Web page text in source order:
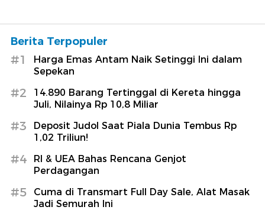
Berita Terpopuler
#1
Harga Emas Antam Naik Setinggi Ini dalam
Sepekan
#2
14.890 Barang Tertinggal di Kereta hingga
Juli, Nilainya Rp 10,8 Miliar
#3
Deposit Judol Saat Piala Dunia Tembus Rp
1,02 Triliun!
#4
RI & UEA Bahas Rencana Genjot
Perdagangan
#5
Cuma di Transmart Full Day Sale, Alat Masak
Jadi Semurah Ini